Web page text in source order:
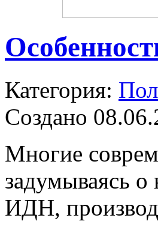
Категория:
Создано
Многие
задумываясь
ИДН,